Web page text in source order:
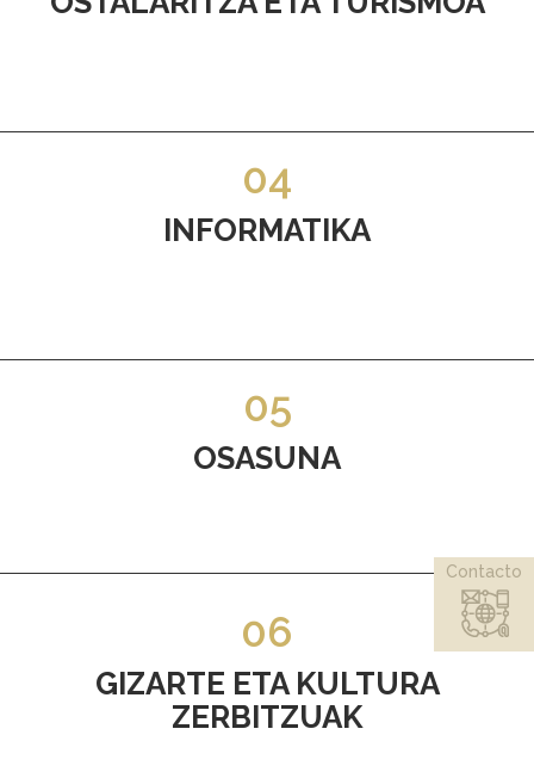
04
INFORMATIKA
05
OSASUNA
06
GIZARTE ETA KULTURA
ZERBITZUAK
Contacto